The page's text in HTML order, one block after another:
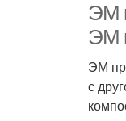
ЭМ
ЭМ
ЭМ
с